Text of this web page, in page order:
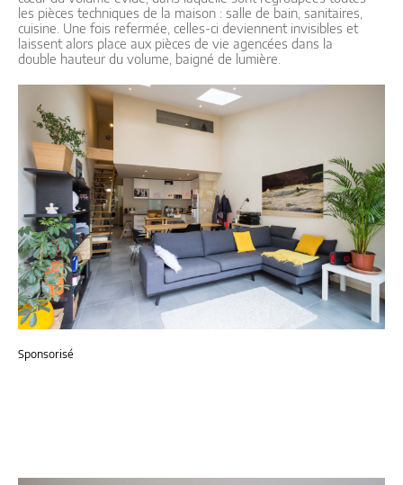
les pièces techniques de la maison : salle de bain, sanitaires,
cuisine. Une fois refermée, celles-ci deviennent invisibles et
laissent alors place aux pièces de vie agencées dans la
double hauteur du volume, baigné de lumière.
Sponsorisé